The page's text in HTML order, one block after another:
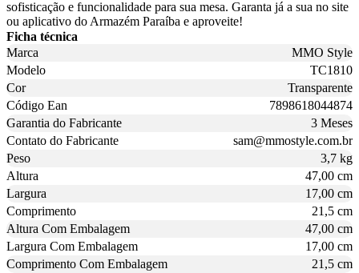
sofisticação e funcionalidade para sua mesa. Garanta já a sua no site
ou aplicativo do Armazém Paraíba e aproveite!
Ficha técnica
Marca
MMO Style
Modelo
TC1810
Cor
Transparente
Código Ean
7898618044874
Garantia do Fabricante
3 Meses
Contato do Fabricante
sam@mmostyle.com.br
Peso
3,7 kg
Altura
47,00 cm
Largura
17,00 cm
Comprimento
21,5 cm
Altura Com Embalagem
47,00 cm
Largura Com Embalagem
17,00 cm
Comprimento Com Embalagem
21,5 cm